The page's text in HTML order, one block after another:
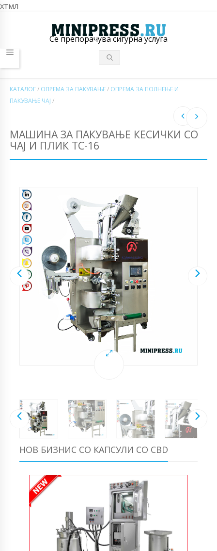
хтмл
Се препорачува сигурна услуга
КАТАЛОГ/ ОПРЕМА ЗА ПАКУВАЊЕ/ ОПРЕМА ЗА ПОЛНЕЊЕ И
ПАКУВАЊЕ ЧАЈ /
МАШИНА ЗА ПАКУВАЊЕ КЕСИЧКИ СО
ЧАЈ И ПЛИК TC-16
НОВ БИЗНИС СО КАПСУЛИ СО CBD